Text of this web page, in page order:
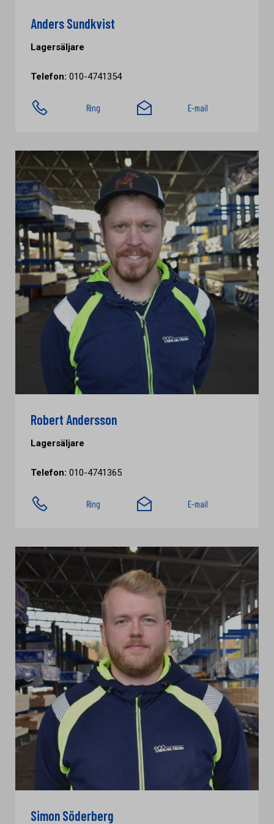
Anders Sundkvist
Lagersäljare
Telefon: 010-4741354
Ring E-mail
Robert Andersson
Lagersäljare
Telefon: 010-4741365
Ring E-mail
Simon Söderberg